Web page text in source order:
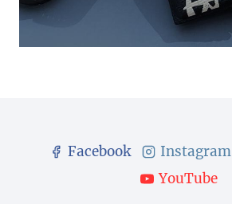
Facebook Instagram
YouTube